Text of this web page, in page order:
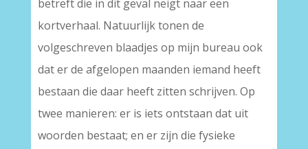
betreft die in dit geval neigt naar een
kortverhaal. Natuurlijk tonen de
volgeschreven blaadjes op mijn bureau ook
dat er de afgelopen maanden iemand heeft
bestaan die daar heeft zitten schrijven. Op
twee manieren: er is iets ontstaan dat uit
woorden bestaat; en er zijn die fysieke